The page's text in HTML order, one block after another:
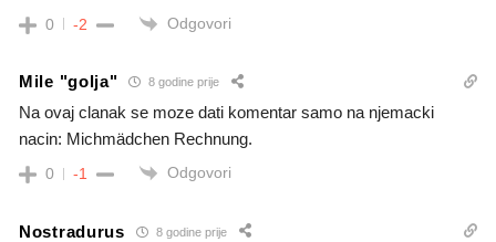
0 -2 Odgovori
Mile "golja" 8 godine prije
Na ovaj clanak se moze dati komentar samo na njemacki
nacin: Michmädchen Rechnung.
0 -1 Odgovori
Nostradurus 8 godine prije